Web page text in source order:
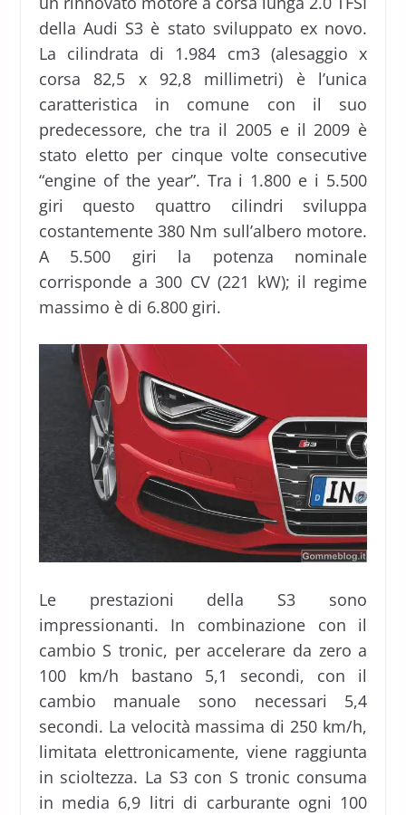
della Audi S3 è stato sviluppato ex novo.
La cilindrata di 1.984 cm3 (alesaggio x
corsa 82,5 x 92,8 millimetri) è l’unica
caratteristica in comune con il suo
predecessore, che tra il 2005 e il 2009 è
stato eletto per cinque volte consecutive
“engine of the year”. Tra i 1.800 e i 5.500
giri questo quattro cilindri sviluppa
costantemente 380 Nm sull’albero motore.
A 5.500 giri la potenza nominale
corrisponde a 300 CV (221 kW); il regime
massimo è di 6.800 giri.
Le prestazioni della S3 sono
impressionanti. In combinazione con il
cambio S tronic, per accelerare da zero a
100 km/h bastano 5,1 secondi, con il
cambio manuale sono necessari 5,4
secondi. La velocità massima di 250 km/h,
limitata elettronicamente, viene raggiunta
in scioltezza. La S3 con S tronic consuma
in media 6,9 litri di carburante ogni 100